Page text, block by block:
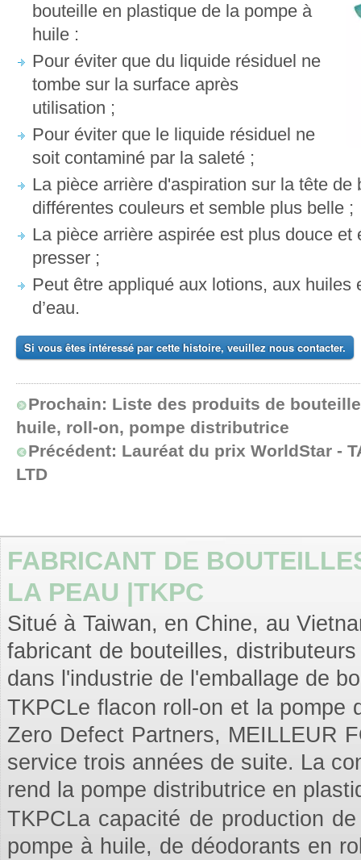
bouteille en plastique de la pompe à
huile :
Pour éviter que du liquide résiduel ne
tombe sur la surface après
utilisation ;
Pour éviter que le liquide résiduel ne
soit contaminé par la saleté ;
La pièce arrière d'aspiration sur la tête
différentes couleurs et semble plus belle ;
La pièce arrière aspirée est plus douce et
presser ;
Peut être appliqué aux lotions, aux huiles
d’eau.
Si vous êtes intéressé par cette histoire, veuillez nous contacter.
Prochain: Liste des produits de
huile, roll-on, pompe distributrice
Précédent: Lauréat du prix WorldStar -
LTD
FABRICANT DE
LA PEAU |TKPC
Situé à Taiwan, en Chine, au
fabricant de bouteilles,
dans l'industrie de l'emballage de
TKPCLe flacon roll-on et la pompe
Zero Defect Partners, MEILLEUR
service trois années de suite. La
rend la pompe distributrice en
TKPCLa capacité de production
pompe à huile, de déodorants en